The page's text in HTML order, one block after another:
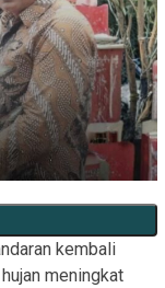
kembali
meningkat